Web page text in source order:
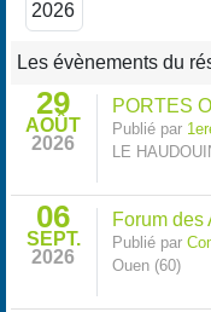
Les évènements du
29
AOÛT
2026
PORTES
Publié par
LE
06
SEPT.
2026
Forum des
Publié par
Ouen (60)